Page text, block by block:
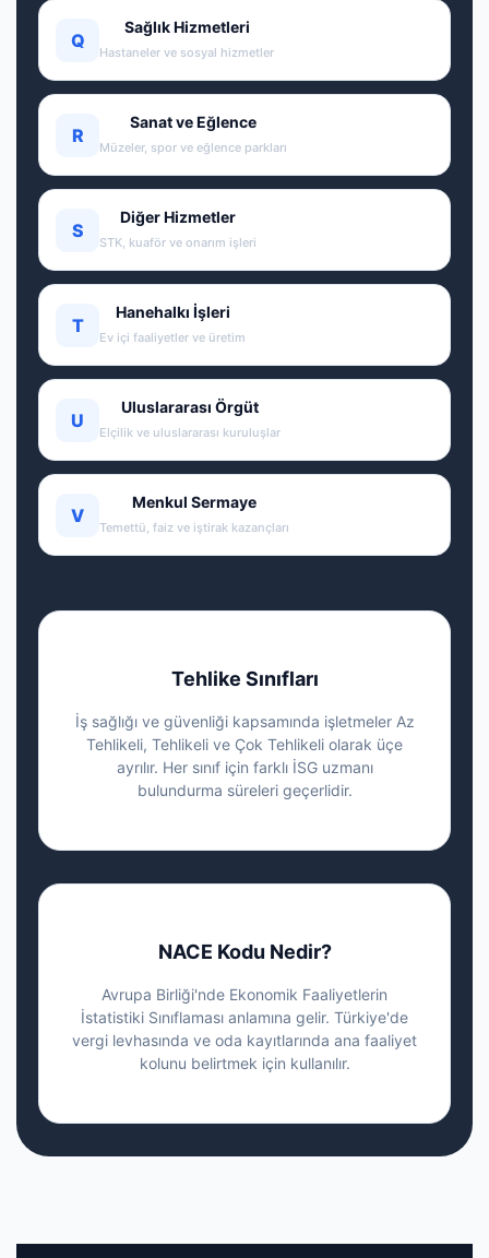
Q
Sağlık Hizmetleri
Hastaneler ve sosyal hizmetler
R
Sanat ve Eğlence
Müzeler, spor ve eğlence parkları
S
Diğer Hizmetler
STK, kuaför ve onarım işleri
T
Hanehalkı İşleri
Ev içi faaliyetler ve üretim
U
Uluslararası Örgüt
Elçilik ve uluslararası kuruluşlar
V
Menkul Sermaye
Temettü, faiz ve iştirak kazançları
Tehlike Sınıfları
İş sağlığı ve güvenliği kapsamında işletmeler Az
Tehlikeli, Tehlikeli ve Çok Tehlikeli olarak üçe
ayrılır. Her sınıf için farklı İSG uzmanı
bulundurma süreleri geçerlidir.
NACE Kodu Nedir?
Avrupa Birliği'nde Ekonomik Faaliyetlerin
İstatistiki Sınıflaması anlamına gelir. Türkiye'de
vergi levhasında ve oda kayıtlarında ana faaliyet
kolunu belirtmek için kullanılır.